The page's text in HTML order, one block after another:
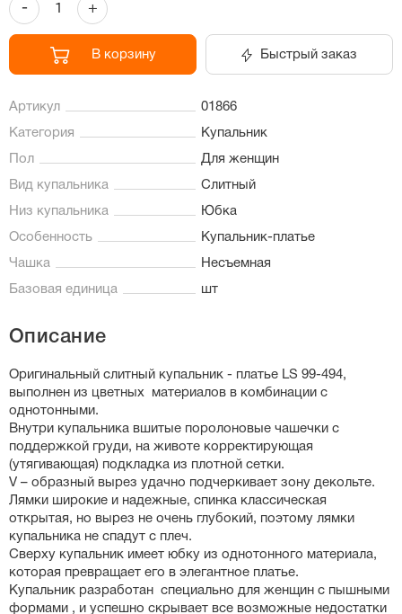
- +
В корзину Быстрый заказ
Артикул 01866
Категория Купальник
Пол Для женщин
Вид купальника Слитный
Низ купальника Юбка
Особенность Купальник-платье
Чашка Несъемная
Базовая единица шт
Описание
Оригинальный слитный купальник - платье LS 99-494,
выполнен из цветных материалов в комбинации с
однотонными.
Внутри купальника вшитые поролоновые чашечки с
поддержкой груди, на животе корректирующая
(утягивающая) подкладка из плотной сетки.
V – образный вырез удачно подчеркивает зону декольте.
Лямки широкие и надежные, спинка классическая
открытая, но вырез не очень глубокий, поэтому лямки
купальника не спадут с плеч.
Сверху купальник имеет юбку из однотонного материала,
которая превращает его в элегантное платье.
Купальник разработан специально для женщин с пышными
формами , и успешно скрывает все возможные недостатки